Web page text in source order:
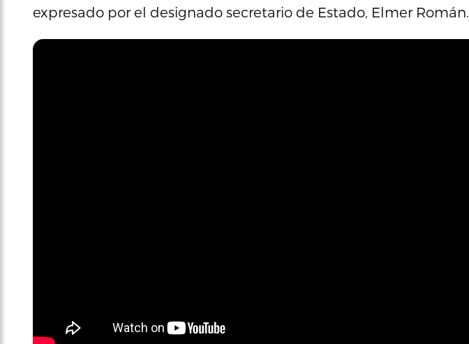
expresado por el designado secretario de Estado, Elmer Román.